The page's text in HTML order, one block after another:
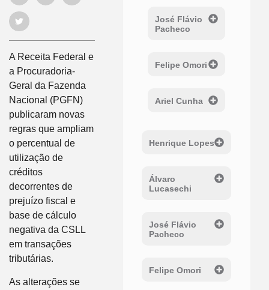
A Receita Federal e
a Procuradoria-
Geral da Fazenda
Nacional (PGFN)
publicaram novas
regras que ampliam
o percentual de
utilização de
créditos
decorrentes de
prejuízo fiscal e
base de cálculo
negativa da CSLL
em transações
tributárias.
As alterações se
José Flávio
Pacheco
Felipe Omori
Ariel Cunha
Henrique Lopes
Álvaro
Lucasechi
José Flávio
Pacheco
Felipe Omori